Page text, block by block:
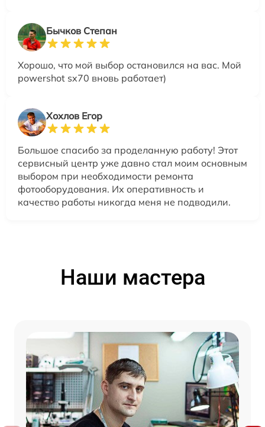
Бычков Степан
Хорошо, что мой выбор остановился на вас. Мой
powershot sx70 вновь работает)
Хохлов Егор
Большое спасибо за проделанную работу! Этот
сервисный центр уже давно стал моим основным
выбором при необходимости ремонта
фотооборудования. Их оперативность и
качество работы никогда меня не подводили.
Наши мастера